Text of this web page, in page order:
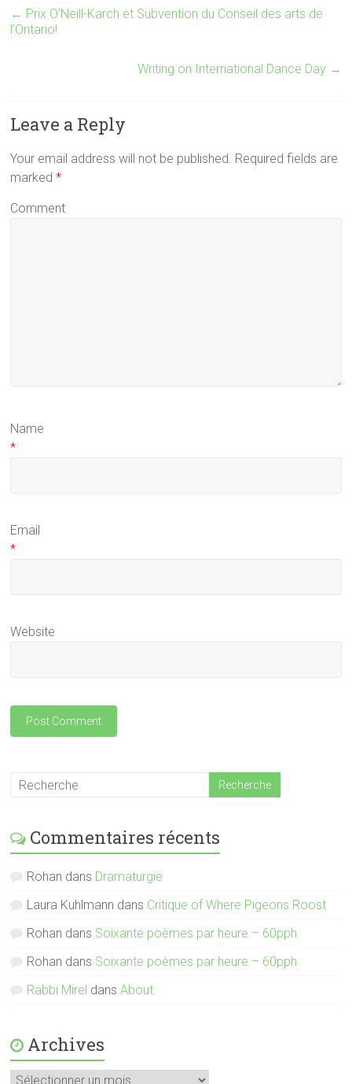
← Prix O’Neill-Karch et Subvention du Conseil des arts de
l’Ontario!
Writing on International Dance Day →
Leave a Reply
Your email address will not be published. Required fields are
marked*
Comment
Name
*
Email
*
Website
Commentaires récents
Rohan dans Dramaturgie
Laura Kuhlmann dans Critique of Where Pigeons Roost
Rohan dans Soixante poèmes par heure – 60pph
Rohan dans Soixante poèmes par heure – 60pph
Rabbi Mirel dansAbout
Archives
Archives